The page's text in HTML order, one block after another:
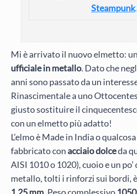
Steampunk.
Mi è arrivato il nuovo elmetto: un
ufficiale in metallo. Dato che
anni sono passato da un
Rinascimentale a uno
giusto sostituire il
con un elmetto più adatto!
L’elmo è Made in India o
fabbricato conacciaio dolceda
AISI 1010 o 1020), cuoio e un
metallo, tolti i rinforzi sui bordi,